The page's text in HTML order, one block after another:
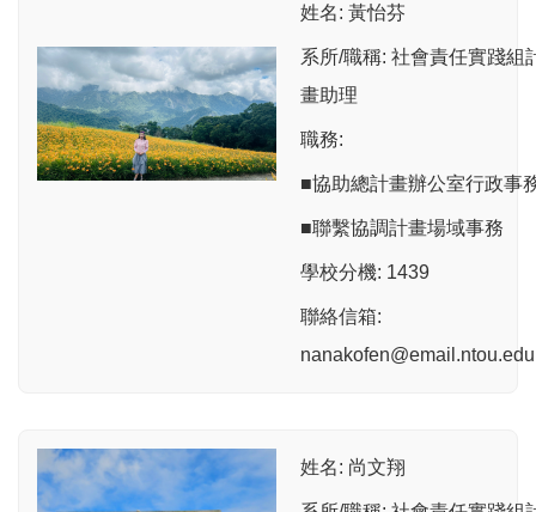
姓名: 黃怡芬
系所/職稱: 社會責任實踐組
畫助理
職務:
■協助總計畫辦公室行政事
■聯繫協調計畫場域事務
學校分機: 1439
聯絡信箱:
姓名: 尚文翔